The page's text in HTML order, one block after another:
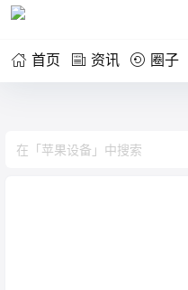
首页 资讯 圈子